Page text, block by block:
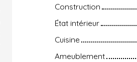
Construction
État intérieur
Cuisine
Ameublement